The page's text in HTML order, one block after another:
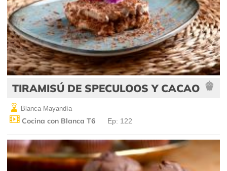
TIRAMISÚ DE SPECULOOS Y CACAO
Blanca Mayandía
Cocina con Blanca T6 Ep: 122